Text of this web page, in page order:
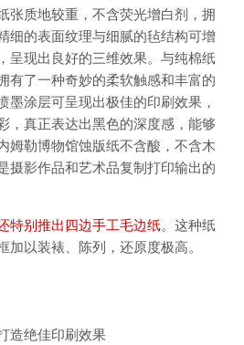
张质地较重，不含荧光增白剂，拥
细的表面纹理与细腻的毡结构可增
呈现出良好的三维效果。与纯棉纸
有了一种奇妙的柔软触感和丰富的
墨涂层可呈现出极佳的印刷效果，
，真正表达出黑色的深度感，能够
姆勒博物馆蚀版纸不含酸，不含木
摄影作品和艺术品复制打印输出的
特别推出四边手工毛边纸。这种纸
加以装裱、陈列，还原度极高。
造绝佳印刷效果